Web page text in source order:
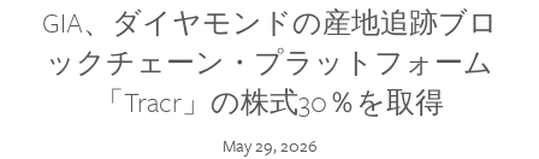
GIA、ダイヤモンドの産地追跡ブロ
ックチェーン・プラットフォーム
「Tracr」の株式30％を取得
May 29, 2026